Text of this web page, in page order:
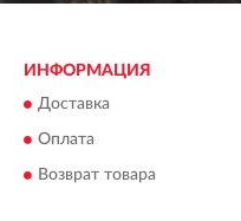
ИНФОРМАЦИЯ
Доставка
Оплата
Возврат товара